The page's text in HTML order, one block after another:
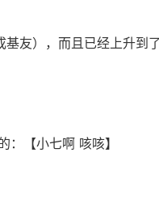
友），而且已经上升到
：【小七啊 咳咳】